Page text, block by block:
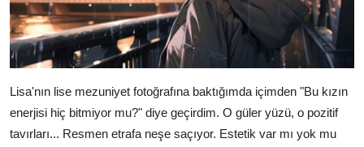
Lisa'nın lise mezuniyet fotoğrafına baktığımda içimden "Bu kızın
enerjisi hiç bitmiyor mu?" diye geçirdim. O güler yüzü, o pozitif
tavırları... Resmen etrafa neşe saçıyor. Estetik var mı yok mu